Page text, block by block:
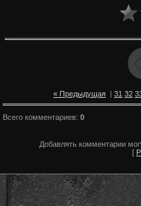
« Предыдущая | 31 32
Всего комментариев: 0
Добавлять комментарии
[